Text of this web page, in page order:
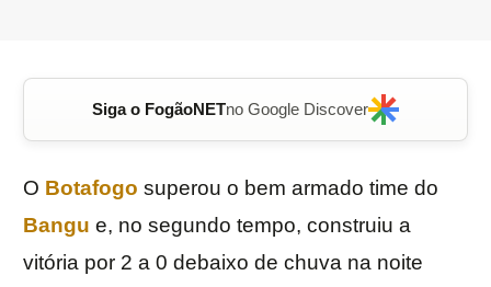
Siga o FogãoNETno Google Discover
O Botafogo superou o bem armado time do
Bangu e, no segundo tempo, construiu a
vitória por 2 a 0 debaixo de chuva na noite